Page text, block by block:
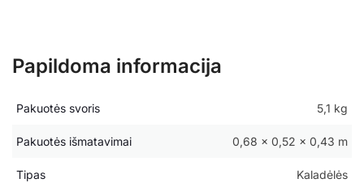
Papildoma informacija
Pakuotės svoris 5,1 kg
Pakuotės išmatavimai 0,68 × 0,52 × 0,43 m
Tipas Kaladėlės